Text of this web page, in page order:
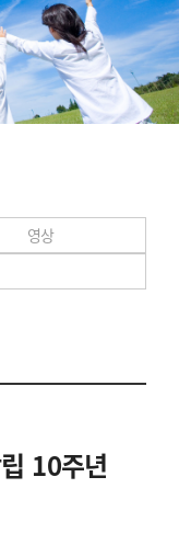
영상
10주년